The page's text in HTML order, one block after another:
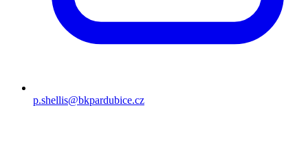
p.shellis@bkpardubice.cz